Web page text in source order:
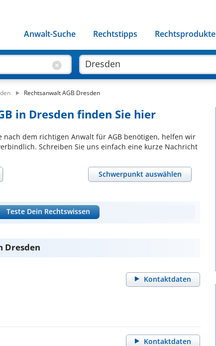
Anwalt-Suche Rechtstipps Rechtsprodukte
Rechtsanwalt AGB Dresden
in Dresden finden Sie hier
nach dem richtigen Anwalt für AGB benötigen, helfen wir
Schreiben Sie uns einfach eine kurze Nachricht
Schwerpunkt auswählen
Teste Dein Rechtswissen
Dresden
Kontaktdaten
Kontaktdaten